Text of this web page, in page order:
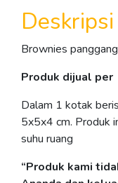
Deskripsi
Brownies
Produk dijual per
Dalam 1 kotak
5x5x4 cm. Produk
suhu ruang
“Produk kami